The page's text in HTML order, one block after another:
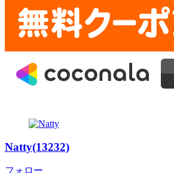
Natty(13232)
フォロー